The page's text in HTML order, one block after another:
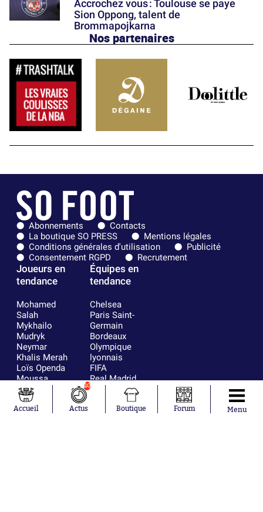
Accrochez vous : Toulouse se paye
Sion Oppong, talent de
Brommapojkarna
Nos partenaires
Abonnements
Contacts
La boutique SO PRESS
Mentions légales
Conditions générales d'utilisation
Publicité
Consentement RGPD
Recrutement
Joueurs en
tendance
Mohamed
Salah
Mykhailo
Mudryk
Neymar
Khalis Merah
Loïs Openda
Moussa
Niakhaté
Nicolás
Tagliafico
Équipes en
tendance
Chelsea
Paris Saint-
Germain
Bordeaux
Olympique
lyonnais
FIFA
Real Madrid
RC Strasbourg
Accueil
10
Actus Boutique Forum Menu